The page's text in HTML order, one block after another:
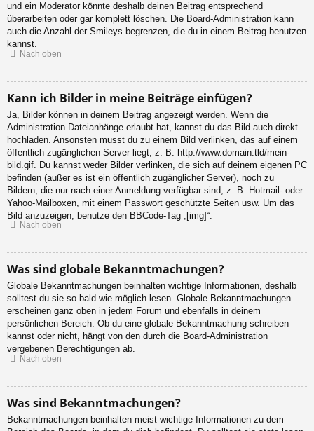
und ein Moderator könnte deshalb deinen Beitrag entsprechend
überarbeiten oder gar komplett löschen. Die Board-Administration kann
auch die Anzahl der Smileys begrenzen, die du in einem Beitrag benutzen
kannst.
Nach oben
Kann ich Bilder in meine Beiträge einfügen?
Ja, Bilder können in deinem Beitrag angezeigt werden. Wenn die
Administration Dateianhänge erlaubt hat, kannst du das Bild auch direkt
hochladen. Ansonsten musst du zu einem Bild verlinken, das auf einem
öffentlich zugänglichen Server liegt, z. B. http://www.domain.tld/mein-
bild.gif. Du kannst weder Bilder verlinken, die sich auf deinem eigenen PC
befinden (außer es ist ein öffentlich zugänglicher Server), noch zu
Bildern, die nur nach einer Anmeldung verfügbar sind, z. B. Hotmail- oder
Yahoo-Mailboxen, mit einem Passwort geschützte Seiten usw. Um das
Bild anzuzeigen, benutze den BBCode-Tag „[img]“.
Nach oben
Was sind globale Bekanntmachungen?
Globale Bekanntmachungen beinhalten wichtige Informationen, deshalb
solltest du sie so bald wie möglich lesen. Globale Bekanntmachungen
erscheinen ganz oben in jedem Forum und ebenfalls in deinem
persönlichen Bereich. Ob du eine globale Bekanntmachung schreiben
kannst oder nicht, hängt von den durch die Board-Administration
vergebenen Berechtigungen ab.
Nach oben
Was sind Bekanntmachungen?
Bekanntmachungen beinhalten meist wichtige Informationen zu dem